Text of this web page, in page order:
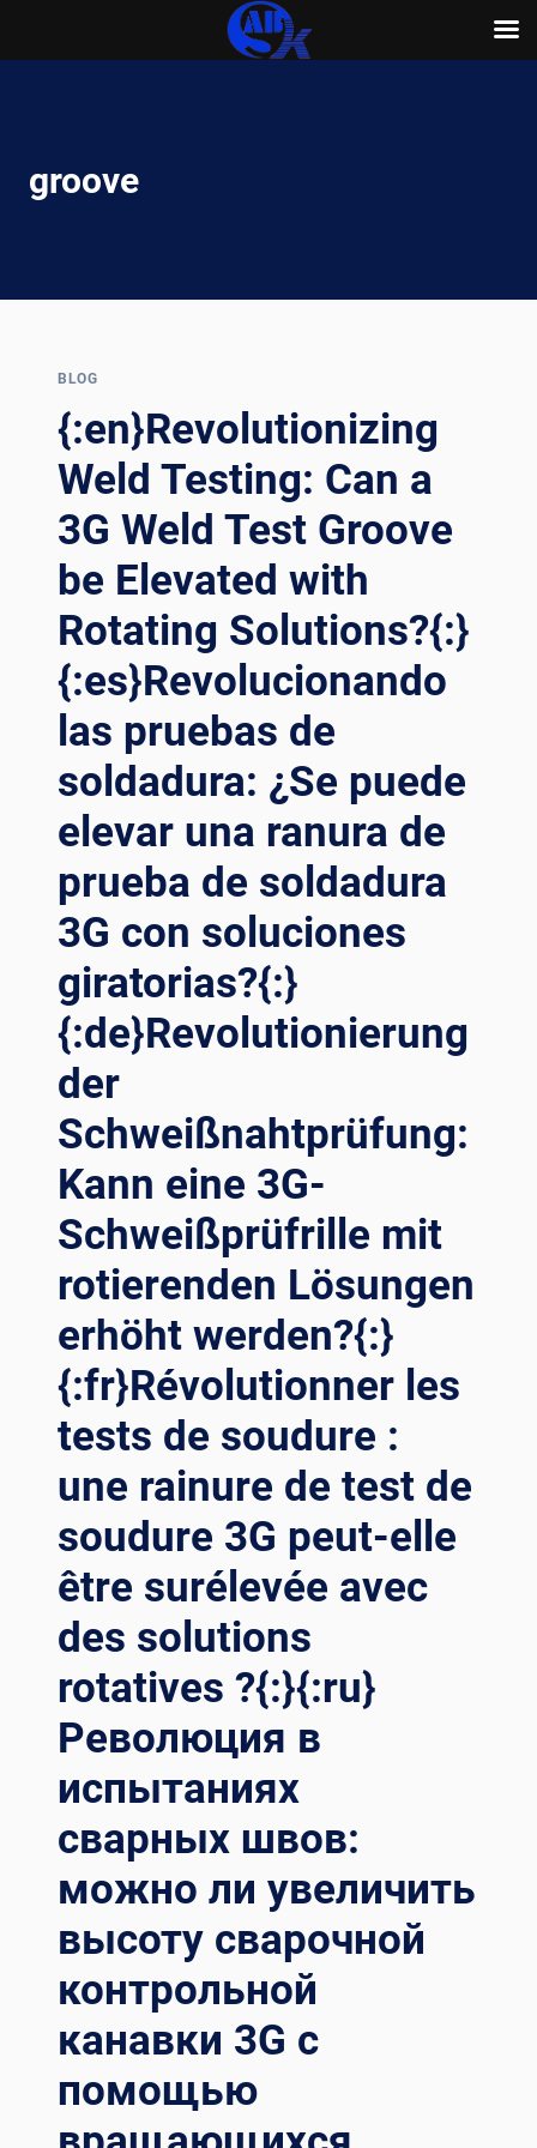
groove
BLOG
{:en}Revolutionizing
Weld Testing: Can a
3G Weld Test Groove
be Elevated with
Rotating Solutions?{:}
{:es}Revolucionando
las pruebas de
soldadura: ¿Se puede
elevar una ranura de
prueba de soldadura
3G con soluciones
giratorias?{:}
{:de}Revolutionierung
der
Schweißnahtprüfung:
Kann eine 3G-
Schweißprüfrille mit
rotierenden Lösungen
erhöht werden?{:}
{:fr}Révolutionner les
tests de soudure :
une rainure de test de
soudure 3G peut-elle
être surélevée avec
des solutions
rotatives ?{:}{:ru}
Революция в
испытаниях
сварных швов:
можно ли увеличить
высоту сварочной
контрольной
канавки 3G с
помощью